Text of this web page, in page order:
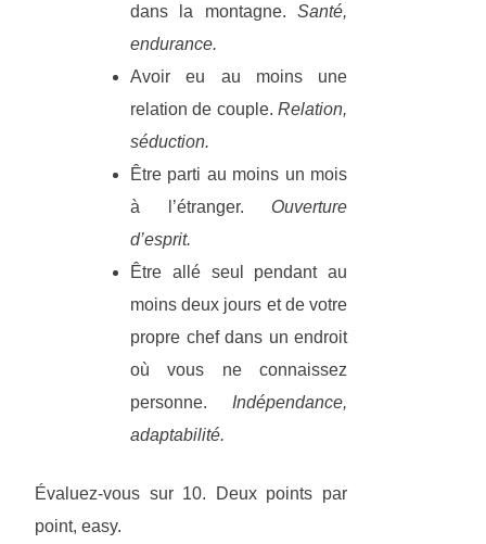
dans la montagne. Santé,
endurance.
Avoir eu au moins une
relation de couple. Relation,
séduction.
Être parti au moins un mois
à l’étranger. Ouverture
d’esprit.
Être allé seul pendant au
moins deux jours et de votre
propre chef dans un endroit
où vous ne connaissez
personne. Indépendance,
adaptabilité.
Évaluez-vous sur 10. Deux points par
point, easy.